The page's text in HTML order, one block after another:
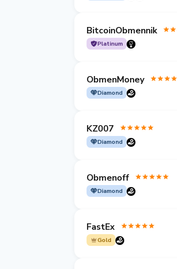
BitcoinObmennik
Platinum
ObmenMoney
Diamond
KZ007
Diamond
Obmenoff
Diamond
FastEx
Gold